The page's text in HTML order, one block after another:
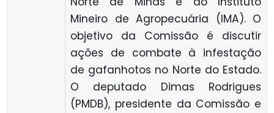
Mineiro de Agropecuária (IMA). O
objetivo da Comissão é discutir
ações de combate à infestação
de gafanhotos no Norte do Estado.
O deputado Dimas Rodrigues
(PMDB), presidente da Comissão e